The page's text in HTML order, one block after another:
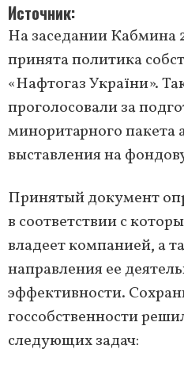
Источник
На заседании Кабмина
принята политика
«Нафтогаз України».
проголосовали за
миноритарного пакета
выставления на
Принятый документ
в соответствии с
владеет компанией, а
направления ее
эффективности.
госсобственности
следующих задач: